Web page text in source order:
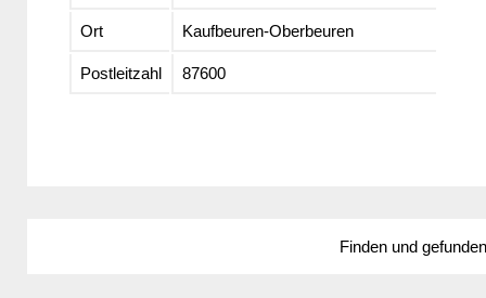
Ort Kaufbeuren-Oberbeuren
Postleitzahl 87600
Finden und